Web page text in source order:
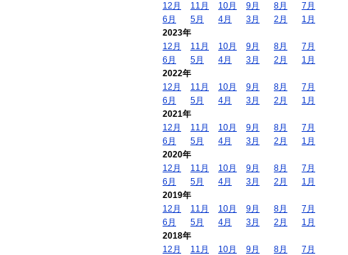
12月
11月 10月 9月 8月
7月
6月
5月 4月 3月 2月
1月
2023年
12月
11月 10月 9月 8月
7月
6月
5月 4月 3月 2月
1月
2022年
12月
11月 10月 9月 8月
7月
6月
5月 4月 3月 2月
1月
2021年
12月
11月 10月 9月 8月
7月
6月
5月 4月 3月 2月
1月
2020年
12月
11月 10月 9月 8月
7月
6月
5月 4月 3月 2月
1月
2019年
12月
11月 10月 9月 8月
7月
6月
5月 4月 3月 2月
1月
2018年
12月
11月 10月 9月 8月
7月